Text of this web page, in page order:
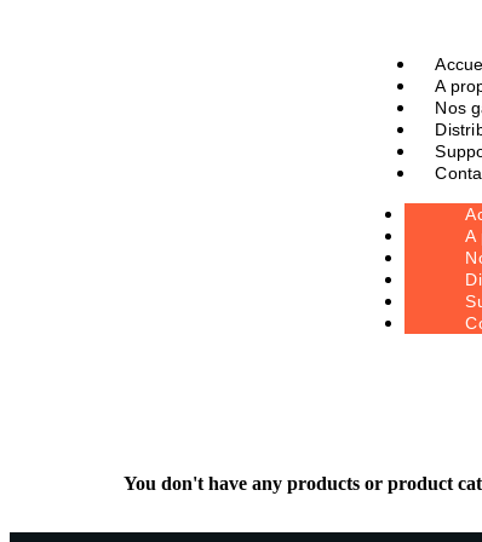
A
Nos
A
You don't have any products or product